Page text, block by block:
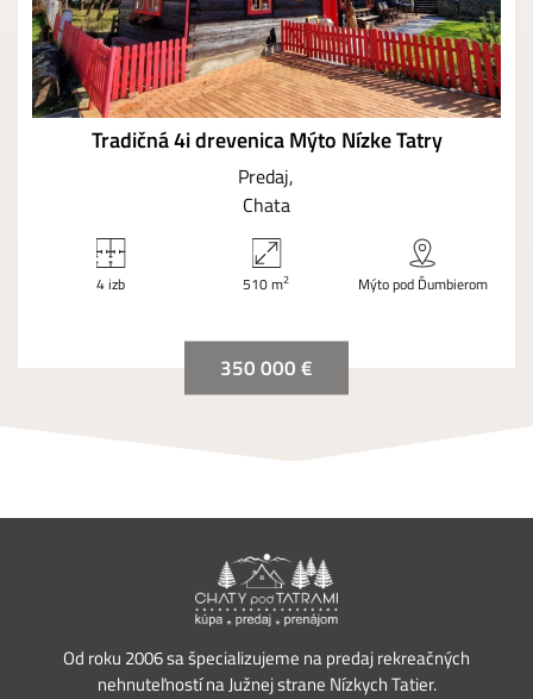
Tradičná 4i drevenica Mýto Nízke Tatry
Predaj
Chata
4 izb 510 m2 Mýto pod Ďumbierom
350 000 €
Od roku 2006 sa špecializujeme na predaj rekreačných
nehnuteľností na Južnej strane Nízkych Tatier.